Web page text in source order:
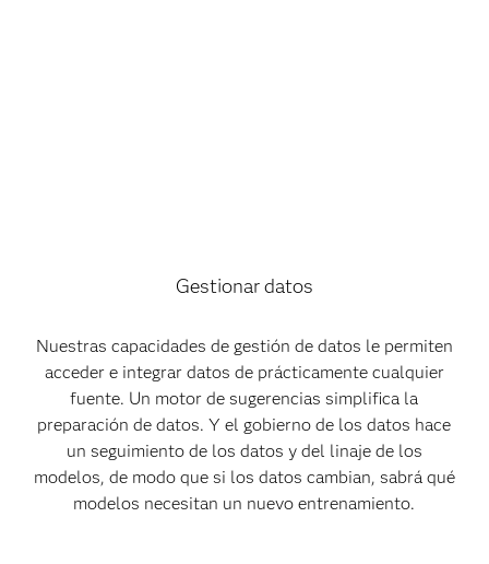
Gestionar datos
Nuestras capacidades de gestión de datos le permiten
acceder e integrar datos de prácticamente cualquier
fuente. Un motor de sugerencias simplifica la
preparación de datos. Y el gobierno de los datos hace
un seguimiento de los datos y del linaje de los
modelos, de modo que si los datos cambian, sabrá qué
modelos necesitan un nuevo entrenamiento.